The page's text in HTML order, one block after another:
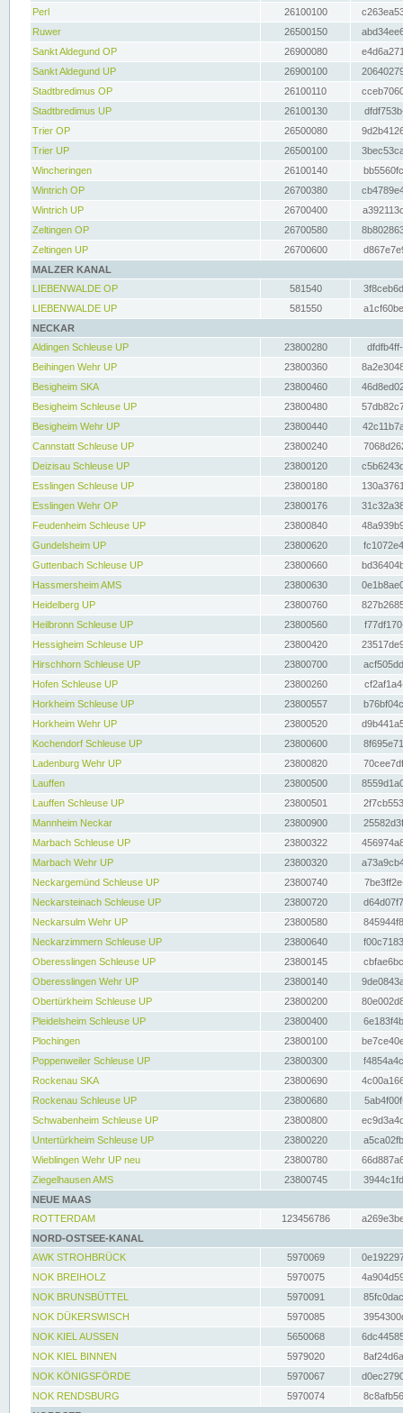
Perl
26100100
Ruwer
26500150
Sankt Aldegund OP
26900080
Sankt Aldegund UP
26900100
Stadtbredimus OP
26100110
Stadtbredimus UP
26100130
Trier OP
26500080
Trier UP
26500100
Wincheringen
26100140
Wintrich OP
26700380
Wintrich UP
26700400
Zeltingen OP
26700580
Zeltingen UP
26700600
MALZER KANAL
LIEBENWALDE OP
581540
LIEBENWALDE UP
581550
NECKAR
Aldingen Schleuse UP
23800280
Beihingen Wehr UP
23800360
Besigheim SKA
23800460
Besigheim Schleuse UP
23800480
Besigheim Wehr UP
23800440
Cannstatt Schleuse UP
23800240
Deizisau Schleuse UP
23800120
Esslingen Schleuse UP
23800180
Esslingen Wehr OP
23800176
Feudenheim Schleuse UP
23800840
Gundelsheim UP
23800620
Guttenbach Schleuse UP
23800660
Hassmersheim AMS
23800630
Heidelberg UP
23800760
Heilbronn Schleuse UP
23800560
Hessigheim Schleuse UP
23800420
Hirschhorn Schleuse UP
23800700
Hofen Schleuse UP
23800260
Horkheim Schleuse UP
23800557
Horkheim Wehr UP
23800520
Kochendorf Schleuse UP
23800600
Ladenburg Wehr UP
23800820
Lauffen
23800500
Lauffen Schleuse UP
23800501
Mannheim Neckar
23800900
Marbach Schleuse UP
23800322
Marbach Wehr UP
23800320
Neckargemünd Schleuse UP
23800740
Neckarsteinach Schleuse UP
23800720
Neckarsulm Wehr UP
23800580
Neckarzimmern Schleuse UP
23800640
Oberesslingen Schleuse UP
23800145
Oberesslingen Wehr UP
23800140
Obertürkheim Schleuse UP
23800200
Pleidelsheim Schleuse UP
23800400
Plochingen
23800100
Poppenweiler Schleuse UP
23800300
Rockenau SKA
23800690
Rockenau Schleuse UP
23800680
Schwabenheim Schleuse UP
23800800
Untertürkheim Schleuse UP
23800220
Wieblingen Wehr UP neu
23800780
Ziegelhausen AMS
23800745
NEUE MAAS
ROTTERDAM
123456786
NORD-OSTSEE-KANAL
AWK STROHBRÜCK
5970069
NOK BREIHOLZ
5970075
NOK BRUNSBÜTTEL
5970091
NOK DÜKERSWISCH
5970085
NOK KIEL AUSSEN
5650068
NOK KIEL BINNEN
5979020
NOK KÖNIGSFÖRDE
5970067
NOK RENDSBURG
5970074